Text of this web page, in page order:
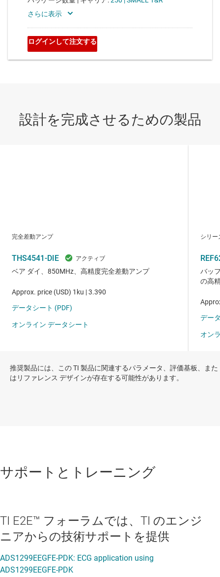
推奨製品には、この TI 製品に関連するパラメータ、評価基板、また
はリファレンス デザインが存在する可能性があります。
サポートとトレーニング
TI E2E™ フォーラムでは、TI のエンジ
ニアからの技術サポートを提供